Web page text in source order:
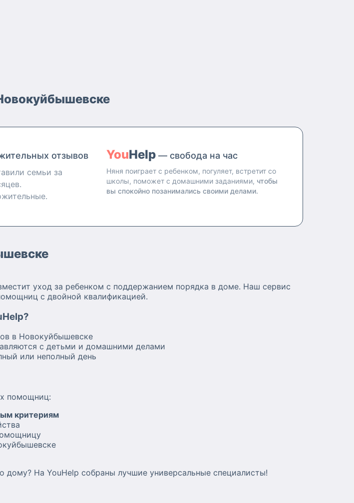
отзывов
семьи за
YouHelp — свобода на час
Няня поиграет с ребенком, погуляет, встретит со
школы, поможет с домашними заданиями, чтобы
вы спокойно позанимались своими делами.
уход за ребенком с поддержанием порядка в доме. Наш сервис
с двойной квалификацией.
в Новокуйбышевске
с детьми и домашними делами
или неполный день
помощниц:
критериям
На YouHelp собраны лучшие универсальные специалисты!